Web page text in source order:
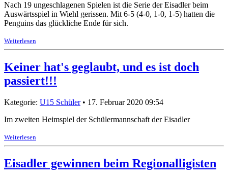
Nach 19 ungeschlagenen Spielen ist die Serie der Eisadler beim
Auswärtsspiel in Wiehl gerissen. Mit 6-5 (4-0, 1-0, 1-5) hatten die
Penguins das glückliche Ende für sich.
Weiterlesen
Keiner hat's geglaubt, und es ist doch
passiert!!!
Kategorie: U15 Schüler• 17. Februar 2020 09:54
Im zweiten Heimspiel der Schülermannschaft der Eisadler
Weiterlesen
Eisadler gewinnen beim Regionalligisten